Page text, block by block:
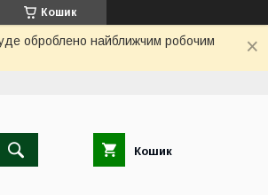
Кошик
оброблено найближчим робочим
Кошик